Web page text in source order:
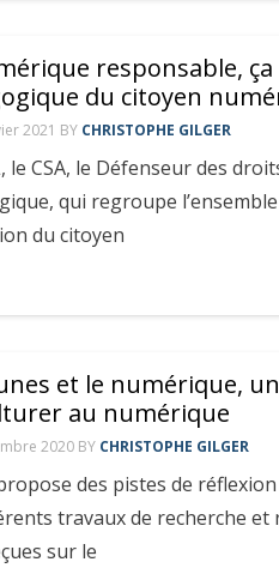
responsable, ça
du citoyen
2021 BY CHRISTOPHE GILGER
le CSA, le Défenseur des
qui regroupe
du citoyen
et le numérique,
au numérique
2020 BY CHRISTOPHE GILGER
des pistes de
travaux de recherche
sur le